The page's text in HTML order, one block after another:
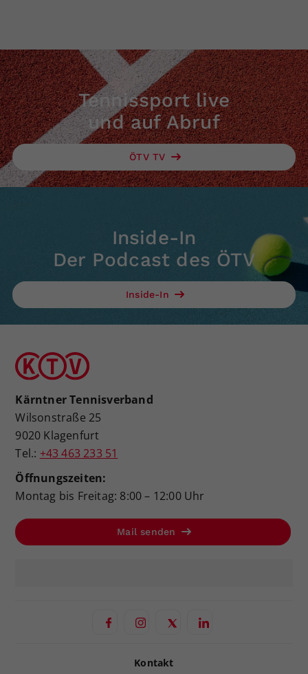
Tennissport live
und auf Abruf
ÖTV TV
Inside-In
Der Podcast des ÖTV
Inside-In
Kärntner Tennisverband
Wilsonstraße 25
9020 Klagenfurt
Tel.: +43 463 233 51
Öffnungszeiten:
Montag bis Freitag: 8:00 – 12:00 Uhr
Mail senden
Kontakt